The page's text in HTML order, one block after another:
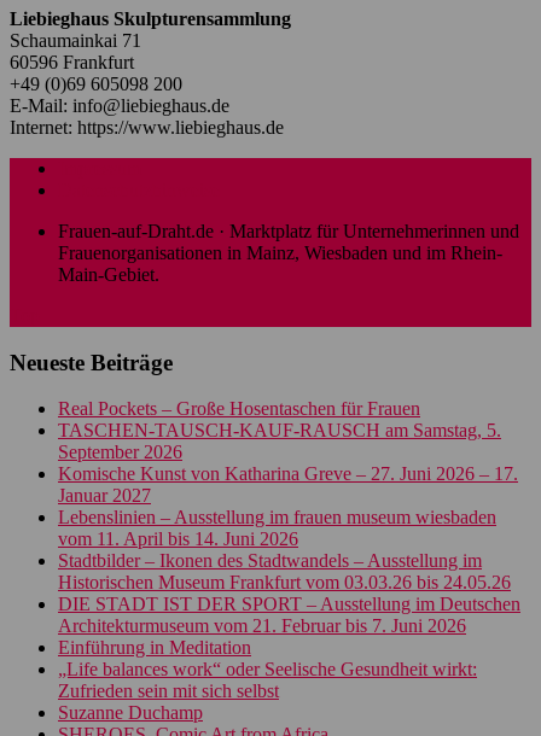
Liebieghaus Skulpturensammlung
Schaumainkai 71
60596 Frankfurt
+49 (0)69 605098 200
E-Mail: info@liebieghaus.de
Internet: https://www.liebieghaus.de
Frauen-auf-Draht.de · Marktplatz für Unternehmerinnen und
Frauenorganisationen in Mainz, Wiesbaden und im Rhein-
Main-Gebiet.
Neueste Beiträge
Real Pockets – Große Hosentaschen für Frauen
TASCHEN-TAUSCH-KAUF-RAUSCH am Samstag, 5.
September 2026
Komische Kunst von Katharina Greve – 27. Juni 2026 – 17.
Januar 2027
Lebenslinien – Ausstellung im frauen museum wiesbaden
vom 11. April bis 14. Juni 2026
Stadtbilder – Ikonen des Stadtwandels – Ausstellung im
Historischen Museum Frankfurt vom 03.03.26 bis 24.05.26
DIE STADT IST DER SPORT – Ausstellung im Deutschen
Architekturmuseum vom 21. Februar bis 7. Juni 2026
Einführung in Meditation
„Life balances work“ oder Seelische Gesundheit wirkt:
Zufrieden sein mit sich selbst
Suzanne Duchamp